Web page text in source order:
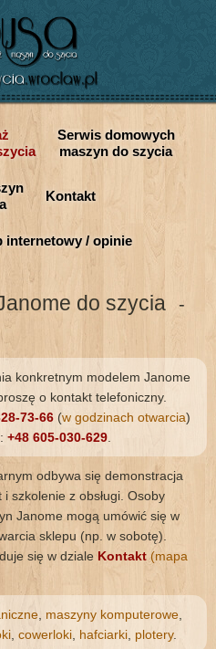
Serwis domowych
maszyn do szycia
Kontakt
internetowy / opinie
do szycia
-
konkretnym modelem Janome
o kontakt telefoniczny.
73-66 (w godzinach otwarcia)
+48 605-030-629.
odbywa się demonstracja
szkolenie z obsługi. Osoby
Janome mogą umówić się w
sklepu (np. w sobotę).
się w dziale Kontakt (mapa
maszyny komputerowe
cowerloki hafciarki plotery.